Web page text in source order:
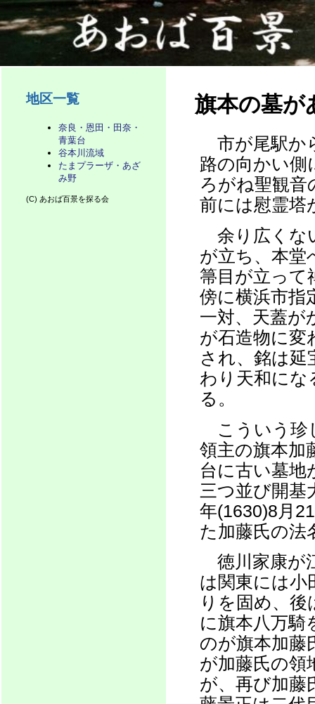
地区一覧
奈良・恩田・田奈・
青葉台
谷本川流域
たまプラーザ・あざ
み野
(C) あおば百景を探る会
旗本の墓が
市が尾駅か
路の向かい側
ろがね聖観音
前には慰霊塔
余り広くな
が立ち、本堂
箒目が立って
傍に横浜市指
一対、天蓋が
が石造物に変
され、銘は延
わり天和にな
る。
こういう珍
領主の旗本加
台に古い墓地
三つ並び開基
年(1630)8月
た加藤氏の法
徳川家康が
は関東には小
りを固め、
に旗本八万騎
のが旗本加藤
が加藤氏の領
が、再び加藤